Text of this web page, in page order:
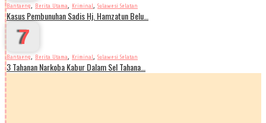
Bantaeng, Berita Utama, Kriminal, Sulawesi Selatan
Kasus Pembunuhan Sadis Hj. Hamzatun Belu…
7
Bantaeng, Berita Utama, Kriminal, Sulawesi Selatan
3 Tahanan Narkoba Kabur Dalam Sel Tahana…